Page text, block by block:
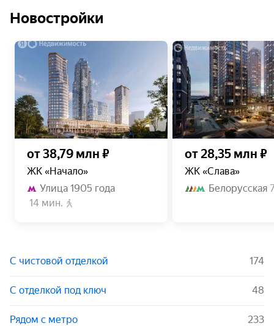
Новостройки
от 38,79 млн ₽
ЖК «Начало»
Улица 1905 года
14 мин.
от 28,35 млн ₽
ЖК «Слава»
Белорусская
С чистовой отделкой 174
С отделкой под ключ 48
Рядом с метро 233